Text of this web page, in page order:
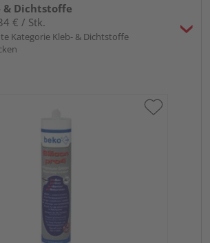
& Dichtstoffe
€ / Stk.
Kategorie Kleb- & Dichtstoffe